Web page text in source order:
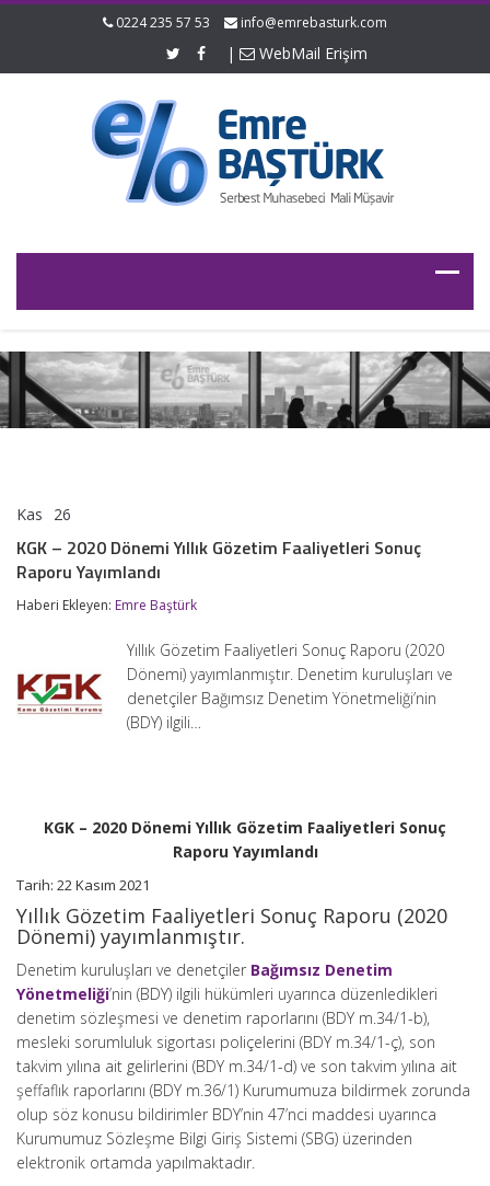
0224 235 57 53 info@emrebasturk.com
| WebMail Erişim
Kas 26
2020
Dönemi
Gözetim
Sonuç
Yayımlandı
için
KGK – 2020 Dönemi Yıllık Gözetim Faaliyetleri Sonuç
Raporu Yayımlandı
Haberi Ekleyen: Emre Baştürk
Yıllık Gözetim Faaliyetleri Sonuç Raporu (2020
Dönemi) yayımlanmıştır. Denetim kuruluşları ve
denetçiler Bağımsız Denetim Yönetmeliği’nin
(BDY) ilgili…
KGK – 2020 Dönemi Yıllık Gözetim Faaliyetleri Sonuç
Raporu Yayımlandı
Tarih: 22 Kasım 2021
Yıllık Gözetim Faaliyetleri Sonuç Raporu (2020
Dönemi) yayımlanmıştır.
Denetim kuruluşları ve denetçiler Bağımsız Denetim
Yönetmeliği’nin (BDY) ilgili hükümleri uyarınca düzenledikleri
denetim sözleşmesi ve denetim raporlarını (BDY m.34/1-b),
mesleki sorumluluk sigortası poliçelerini (BDY m.34/1-ç), son
takvim yılına ait gelirlerini (BDY m.34/1-d) ve son takvim yılına ait
şeffaflık raporlarını (BDY m.36/1) Kurumumuza bildirmek zorunda
olup söz konusu bildirimler BDY’nin 47’nci maddesi uyarınca
Kurumumuz Sözleşme Bilgi Giriş Sistemi (SBG) üzerinden
elektronik ortamda yapılmaktadır.